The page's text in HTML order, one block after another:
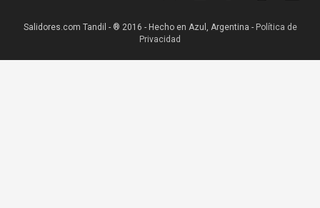
Salidores.com Tandil - ® 2016 - Hecho en Azul, Argentina - Política de
Privacidad